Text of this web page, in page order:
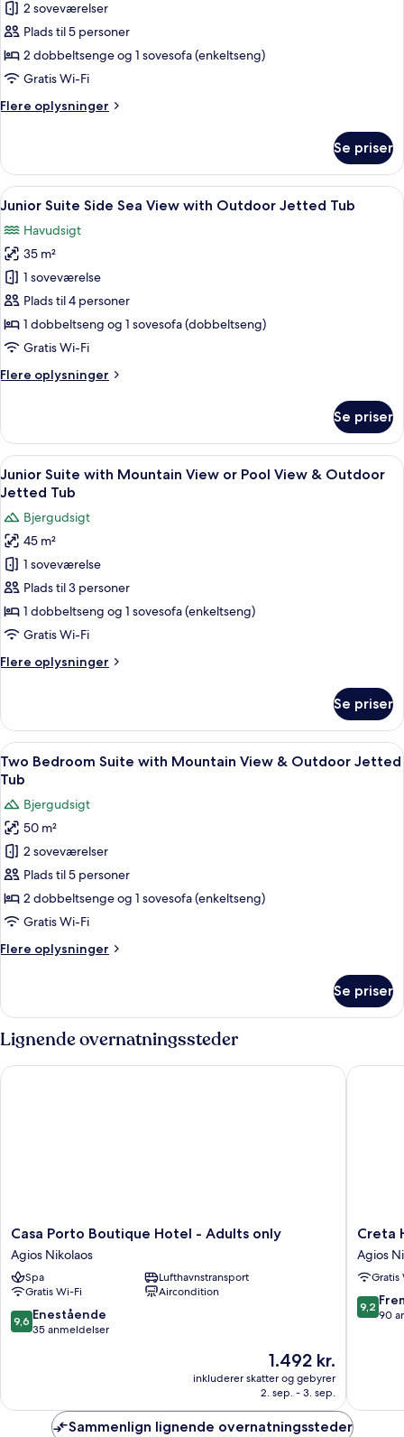
Jetted
Tub
Two
Bedroom
Suite
Split
with
&
Outdoor
Tub
2 soveværelser
Plads til 5 personer
2 dobbeltsenge og 1 sovesofa (enkeltseng)
Gratis Wi-Fi
Flere oplysninger
Flere
Two
Bedroom
Suite
Level
with
Sea
View
&
Outdoor
Jetted
Tub
Se priser
Indlæs
alle
billeder
af
Junior
Suite
Side
Sea
with
Tub
Et moderne hotelværelse med
12
Junior Suite Side Sea View with Outdoor Jetted Tub
Havudsigt
35 m²
1 soveværelse
Plads til 4 personer
1 dobbeltseng og 1 sovesofa (dobbeltseng)
Gratis Wi-Fi
Flere oplysninger
Flere
Suite
Side
Sea
View
Outdoor
Jetted
Tub
Se priser
Indlæs
alle
af
Junior
Suite
with
Mountain
View
Pool
Outdoor
Jetted
Tub
Et hotelværelse med en stor seng,
16
Junior Suite with Mountain View or Pool View & Outdoor
Jetted Tub
Bjergudsigt
45 m²
1 soveværelse
Plads til 3 personer
1 dobbeltseng og 1 sovesofa (enkeltseng)
Gratis Wi-Fi
Flere oplysninger
Flere
Suite
with
Mountain
View
Pool
View
&
Outdoor
Jetted
Se priser
Indlæs
alle
af
Two
Bedroom
Suite
with
Mountain
&
Tub
Et moderne hotelværelse med en
7
Two Bedroom Suite with Mountain View & Outdoor Jetted
Tub
Bjergudsigt
50 m²
2 soveværelser
Plads til 5 personer
2 dobbeltsenge og 1 sovesofa (enkeltseng)
Gratis Wi-Fi
Flere oplysninger
Flere
Bedroom
with
View
Se priser
Lignende overnatningssteder
Casa
Porto
Boutique
Hotel
-
Adults
only
Casa Porto Boutique Hotel - Adults only
Agios Nikolaos
Spa
Lufthavnstransport
Gratis Wi-Fi
Aircondition
9.6
ud
anmeldelser
9,6 Enestående
35 anmeldelser
Prisen
er
1.492 kr.
1.492 kr.
inkluderer skatter og gebyrer
2. sep. - 3. sep.
Casa Porto Boutique Hotel - Adults only
Creta
Hotel
Agios
Nikolaos
Creta
Agios
Gratis
9.2
ud
9,2
90
Creta
Sammenlign lignende overnatningssteder